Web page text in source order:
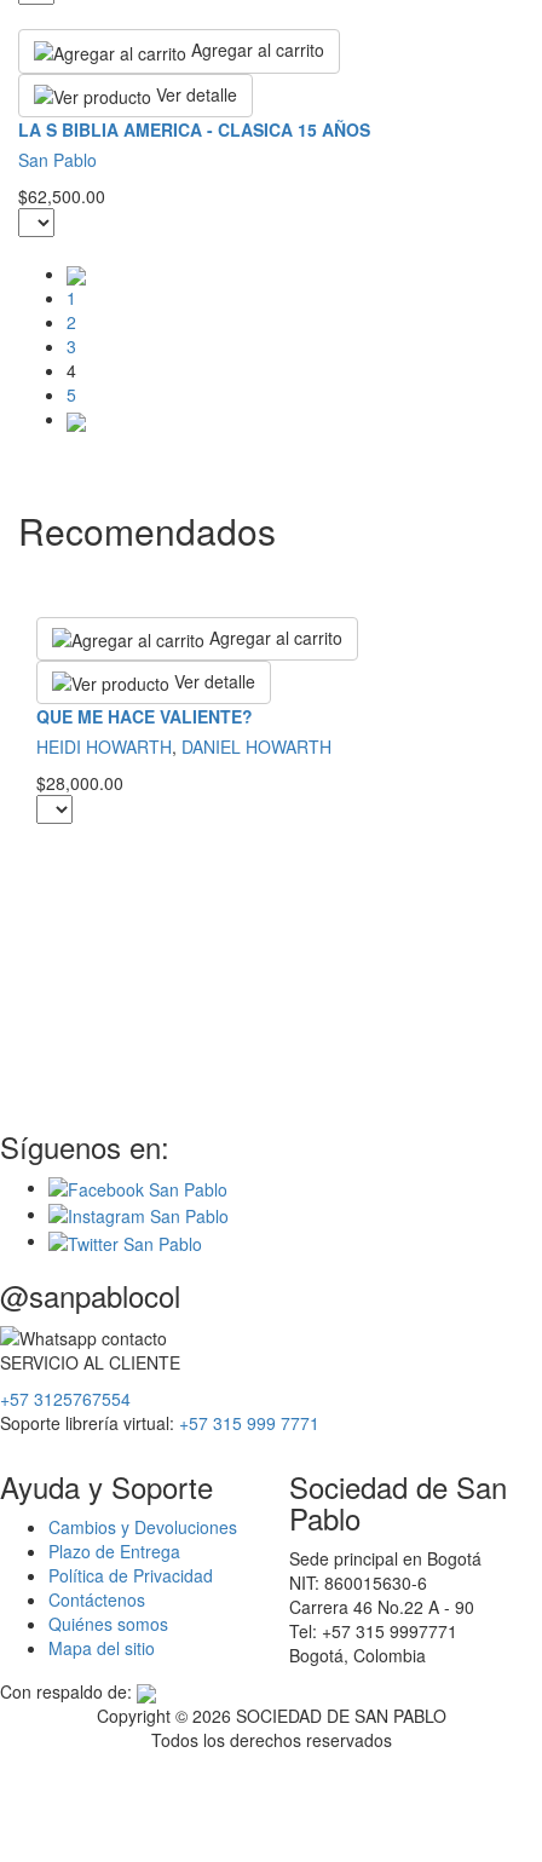
Agregar al carrito
Ver detalle
LA S BIBLIA AMERICA - CLASICA 15 AÑOS
San Pablo
$62,500.00
1
2
3
4
5
Recomendados
Agregar al carrito
Ver detalle
QUE ME HACE VALIENTE?
HEIDI HOWARTH, DANIEL HOWARTH
$28,000.00
Síguenos en:
@sanpablocol
SERVICIO AL CLIENTE
+57 3125767554
Soporte librería virtual: +57 315 999 7771
Ayuda y Soporte
Cambios y Devoluciones
Plazo de Entrega
Política de Privacidad
Contáctenos
Quiénes somos
Mapa del sitio
Sociedad de San
Pablo
Sede principal en Bogotá
NIT: 860015630-6
Carrera 46 No.22 A - 90
Tel: +57 315 9997771
Bogotá, Colombia
Con respaldo de:
Copyright © 2026 SOCIEDAD DE SAN PABLO
Todos los derechos reservados